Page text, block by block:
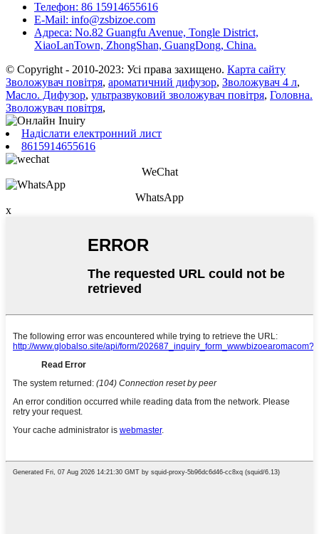
Телефон: 86 15914655616
E-Mail: info@zsbizoe.com
Адреса: No.82 Guangfu Avenue, Tongle District,
XiaoLanTown, ZhongShan, GuangDong, China.
© Copyright - 2010-2023: Усі права захищено. Карта сайту
Зволожувач повітря, ароматичний дифузор, Зволожувач 4 л,
Масло. Дифузор, ультразвуковий зволожувач повітря, Головна.
Зволожувач повітря,
Надіслати електронний лист
8615914655616
WeChat
WhatsApp
x